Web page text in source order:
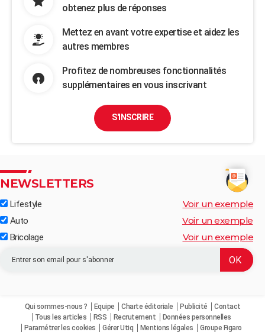
obtenez plus de réponses
Mettez en avant votre expertise et aidez les
autres membres
Profitez de nombreuses fonctionnalités
supplémentaires en vous inscrivant
S'INSCRIRE
NEWSLETTERS
Lifestyle Voir un exemple
Auto Voir un exemple
Bricolage Voir un exemple
Qui sommes-nous ? Equipe Charte éditoriale Publicité
Contact
Tous les articles
RSS Recrutement
Données personnelles
Paramétrer les cookies
Gérer Utiq Mentions légales Groupe Figaro